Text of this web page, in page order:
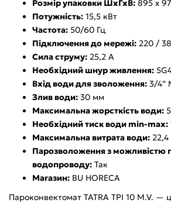
Розмір упаковки ШxГxВ: 895 x
Потужність: 15,5 кВт
Частота: 50/60 Гц
Підключення до мережі: 220 /
Сила струму: 25,2 А
Необхідний шнур живлення:
Вхід води для зволоження: 3/4”
Злив води: 30 мм
Максимальна жорсткість води:
Необхідний тиск води min-max:
Максимальна витрата води: 22,4
Парозволоження з можливістю
водопроводу: Так
Магазин: BU HORECA
Пароконвектомат TATRA TPI 10 M.V. —